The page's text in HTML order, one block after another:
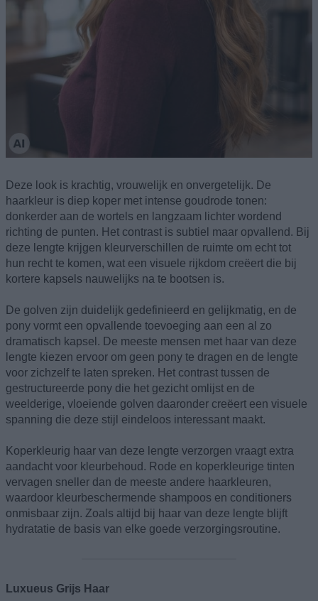
Deze look is krachtig, vrouwelijk en onvergetelijk. De
haarkleur is diep koper met intense goudrode tonen:
donkerder aan de wortels en langzaam lichter wordend
richting de punten. Het contrast is subtiel maar opvallend. Bij
deze lengte krijgen kleurverschillen de ruimte om echt tot
hun recht te komen, wat een visuele rijkdom creëert die bij
kortere kapsels nauwelijks na te bootsen is.
De golven zijn duidelijk gedefinieerd en gelijkmatig, en de
pony vormt een opvallende toevoeging aan een al zo
dramatisch kapsel. De meeste mensen met haar van deze
lengte kiezen ervoor om geen pony te dragen en de lengte
voor zichzelf te laten spreken. Het contrast tussen de
gestructureerde pony die het gezicht omlijst en de
weelderige, vloeiende golven daaronder creëert een visuele
spanning die deze stijl eindeloos interessant maakt.
Koperkleurig haar van deze lengte verzorgen vraagt extra
aandacht voor kleurbehoud. Rode en koperkleurige tinten
vervagen sneller dan de meeste andere haarkleuren,
waardoor kleurbeschermende shampoos en conditioners
onmisbaar zijn. Zoals altijd bij haar van deze lengte blijft
hydratatie de basis van elke goede verzorgingsroutine.
Luxueus Grijs Haar